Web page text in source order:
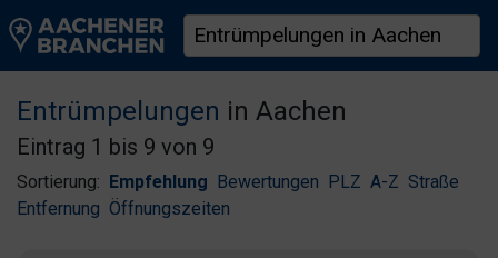
Entrümpelungen in Aachen
Eintrag 1 bis 9 von 9
Sortierung: Empfehlung Bewertungen PLZ A-Z Straße
Entfernung Öffnungszeiten